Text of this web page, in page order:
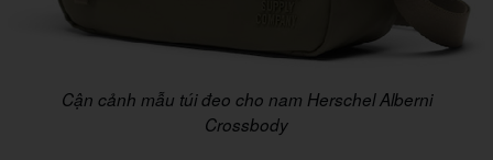
Cận cảnh mẫu túi đeo cho nam Herschel Alberni
Crossbody